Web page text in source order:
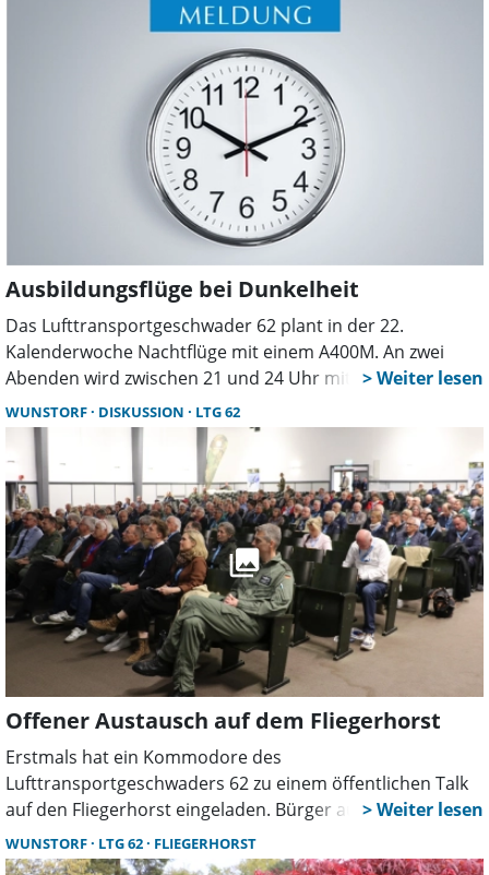
Ausbildungsflüge bei Dunkelheit
Das Lufttransportgeschwader 62 plant in der 22.
Kalenderwoche Nachtflüge mit einem A400M. An zwei
Abenden wird zwischen 21 und 24 Uhr mit
Nachtsichtbrillen trainiert. Ziel ist die Ausbildung der
Besatzungen bei Dunkelheit.
WUNSTORF DISKUSSION LTG 62
Offener Austausch auf dem Fliegerhorst
Erstmals hat ein Kommodore des
Lufttransportgeschwaders 62 zu einem öffentlichen Talk
auf den Fliegerhorst eingeladen. Bürger aus Wunstorf
und Umgebung stellten Fragen zu Fluglärm, Sicherheit,
Ausbildung und dem Auftrag des Geschwaders.
WUNSTORF LTG 62 FLIEGERHORST